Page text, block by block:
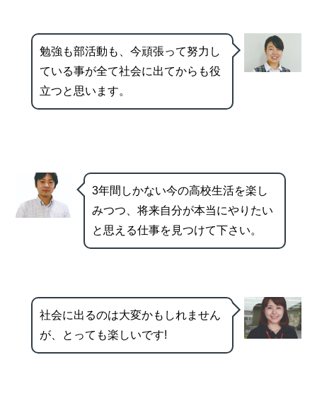
勉強も部活動も、今頑張って努力し
ている事が全て社会に出てからも役
立つと思います。
3年間しかない今の高校生活を楽し
みつつ、将来自分が本当にやりたい
と思える仕事を見つけて下さい。
社会に出るのは大変かもしれません
が、とっても楽しいです!